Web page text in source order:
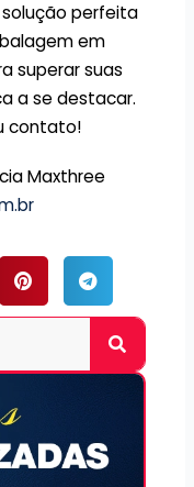
perfeita
em
superar suas
a se destacar.
contato!
Maxthree